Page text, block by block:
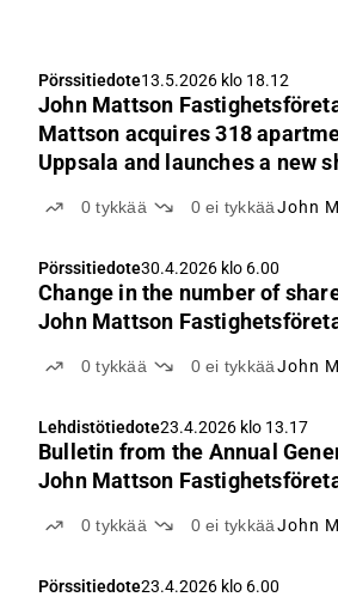
Pörssitiedote13.5.2026 klo 18.12
John Mattson
Mattson acquires 318
Uppsala and launches a new
0tykkää 0ei tykkääJohn
Pörssitiedote30.4.2026 klo 6.00
Change in the number of
John Mattson
0tykkää 0ei tykkääJohn
Lehdistötiedote23.4.2026 klo 13.17
Bulletin from the Annual
John Mattson
0tykkää 0ei tykkääJohn
Pörssitiedote23.4.2026 klo 6.00